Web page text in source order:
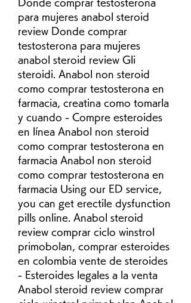
Donde comprar testosterona
para mujeres anabol steroid
review Donde comprar
testosterona para mujeres
anabol steroid review Gli
steroidi. Anabol non steroid
como comprar testosterona en
farmacia, creatina como tomarla
y cuando - Compre esteroides
en línea Anabol non steroid
como comprar testosterona en
farmacia Anabol non steroid
como comprar testosterona en
farmacia Using our ED service,
you can get erectile dysfunction
pills online. Anabol steroid
review comprar ciclo winstrol
primobolan, comprar esteroides
en colombia vente de steroides
- Esteroides legales a la venta
Anabol steroid review comprar